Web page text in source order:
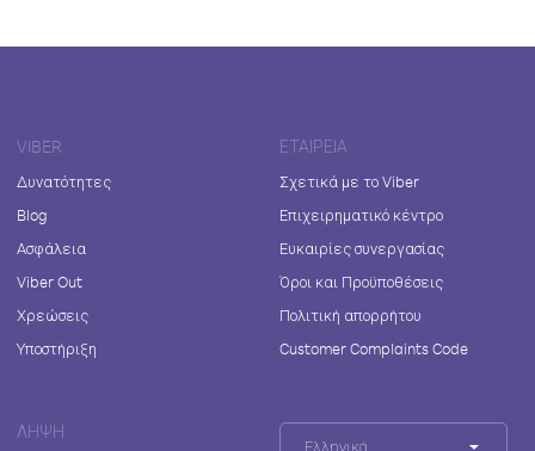
VIBER
Δυνατότητες
Blog
Ασφάλεια
Viber Out
Χρεώσεις
Υποστήριξη
ΕΤΑΙΡΕΊΑ
Σχετικά με το Viber
Επιχειρηματικό κέντρο
Ευκαιρίες συνεργασίας
Όροι και Προϋποθέσεις
Πολιτική απορρήτου
Customer Complaints Code
ΛΉΨΗ
Ελληνικά